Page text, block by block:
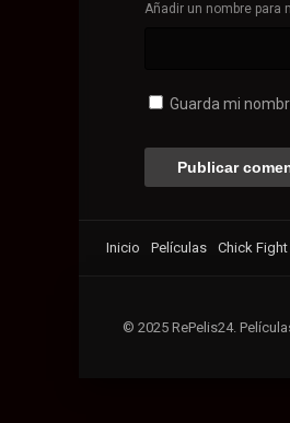
Añadir un nombre para
Guarda mi
Inicio Películas Chick Fight
© 2025 RePelis24.